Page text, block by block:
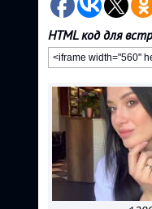
HTML код для